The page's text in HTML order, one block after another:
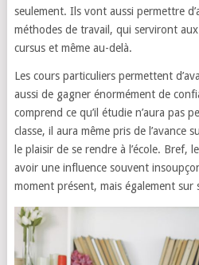
seulement. Ils vont aussi permettre
méthodes de travail, qui serviront
cursus et même au-delà.
Les cours particuliers permettent
aussi de gagner énormément de
comprend ce qu’il étudie n’aura pas
classe, il aura même pris de l’avance
le plaisir de se rendre à l’école. Bref,
avoir une influence souvent
moment présent, mais également sur